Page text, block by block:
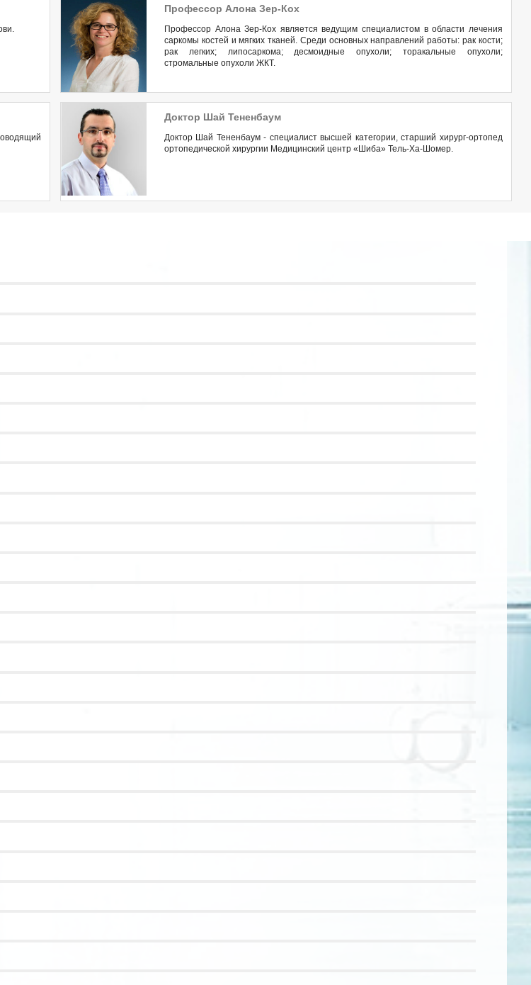
Профессор Алона Зер-Кох
Профессор Алона Зер-Кох является ведущим специалистом в области лечения
саркомы костей и мягких тканей. Среди основных направлений работы: рак кости;
рак легких; липосаркома; десмоидные опухоли; торакальные опухоли;
стромальные опухоли ЖКТ.
Доктор Шай Тененбаум
Доктор Шай Тененбаум - специалист высшей категории, старший хирург-ортопед
ортопедической хирургии Медицинский центр «Шиба» Тель-Ха-Шомер.